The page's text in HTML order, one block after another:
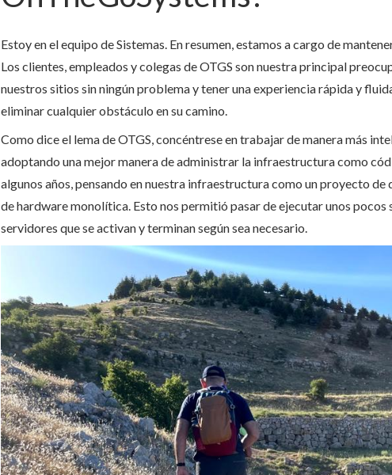
Estoy en el equipo de Sistemas. En resumen, estamos a cargo de
Los clientes, empleados y colegas de OTGS son nuestra principal
nuestros sitios sin ningún problema y tener una experiencia rápida y
eliminar cualquier obstáculo en su camino.
Como dice el lema de OTGS, concéntrese en trabajar de manera más
adoptando una mejor manera de administrar la infraestructura como
algunos años, pensando en nuestra infraestructura como un proyecto
de hardware monolítica. Esto nos permitió pasar de ejecutar unos
servidores que se activan y terminan según sea necesario.